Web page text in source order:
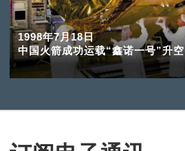
1998年7月18日
中国火箭成功运载“鑫诺一号”升空